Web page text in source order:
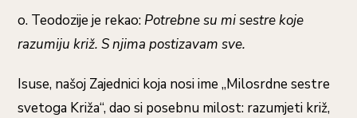
o. Teodozije je rekao:Potrebne su mi sestre koje
razumiju križ. S njima postizavam sve.
Isuse, našoj Zajednici koja nosi ime „Milosrdne sestre
svetoga Križa“, dao si posebnu milost: razumjeti križ,